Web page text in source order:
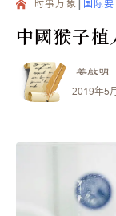
时事万象 国际要
中國猴子
姜啟明
2019年5